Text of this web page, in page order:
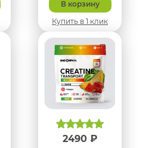
В корзину
Купить в 1 клик
2490 ₽